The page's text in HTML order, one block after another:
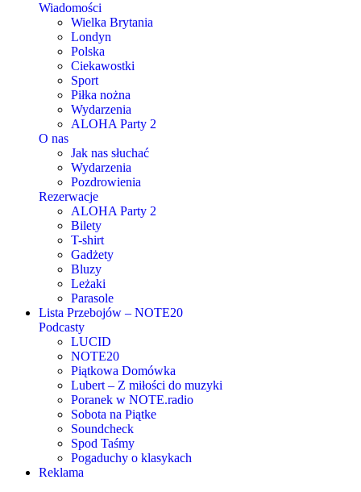
Wiadomości
Wielka Brytania
Londyn
Polska
Ciekawostki
Sport
Piłka nożna
Wydarzenia
ALOHA Party 2
O nas
Jak nas słuchać
Wydarzenia
Pozdrowienia
Rezerwacje
ALOHA Party 2
Bilety
T-shirt
Gadżety
Bluzy
Leżaki
Parasole
Lista Przebojów – NOTE20
Podcasty
LUCID
NOTE20
Piątkowa Domówka
Lubert – Z miłości do muzyki
Poranek w NOTE.radio
Sobota na Piątke
Soundcheck
Spod Taśmy
Pogaduchy o klasykach
Reklama